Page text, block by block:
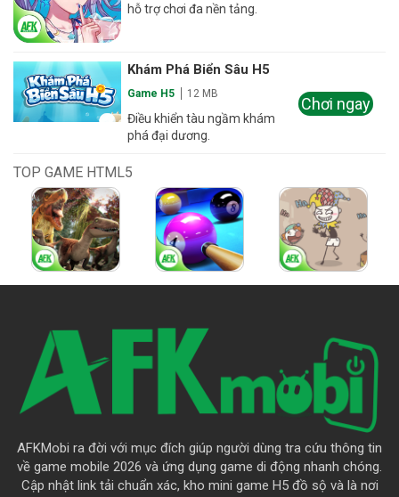
hỗ trợ chơi đa nền tảng.
Khám Phá Biển Sâu H5
Game H5 12 MB
Điều khiển tàu ngầm khám
phá đại dương.
Chơi ngay
TOP GAME HTML5
AFKMobi ra đời với mục đích giúp người dùng tra cứu thông tin
về game mobile 2026 và ứng dụng game di động nhanh chóng.
Cập nhật link tải chuẩn xác, kho mini game H5 đồ sộ và là nơi